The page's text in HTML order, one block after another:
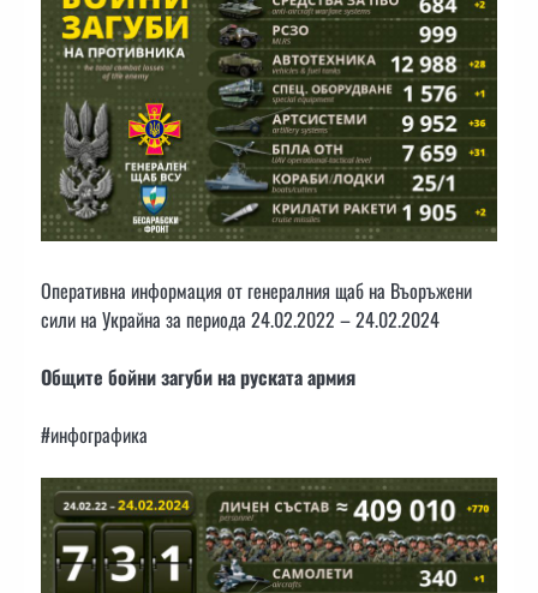
Оперативна информация от генералния щаб на Въоръжени
сили на Украйна за периода 24.02.2022 – 24.02.2024
Общите бойни загуби на руската армия
#инфографика